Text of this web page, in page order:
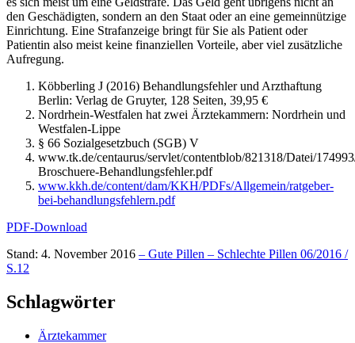
den Geschädigten, sondern an den Staat oder an eine gemeinnützige
Einrichtung. Eine Strafanzeige bringt für Sie als Patient oder
Patientin also meist keine finanziellen Vorteile, aber viel zusätzliche
Aufregung.
Köbberling J (2016) Behandlungsfehler und Arzthaftung
Berlin: Verlag de Gruyter, 128 Seiten, 39,95 €
Nordrhein-Westfalen hat zwei Ärztekammern: Nordrhein und
Westfalen-Lippe
§ 66 Sozialgesetzbuch (SGB) V
www.tk.de/centaurus/servlet/contentblob/821318/Datei/
Broschuere-Behandlungsfehler.pdf
www.kkh.de/content/dam/KKH/PDFs/Allgemein/ratgeber-
bei-behandlungsfehlern.pdf
PDF-Download
Stand: 4. November 2016 – Gute Pillen – Schlechte Pillen 06/2016 /
S.12
Schlagwörter
Ärztekammer